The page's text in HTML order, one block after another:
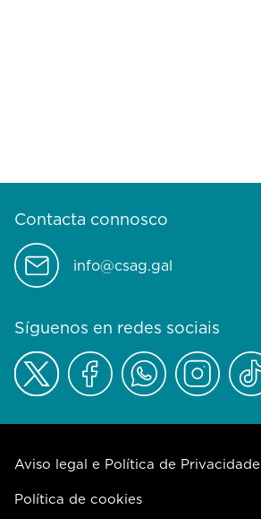
Contacta connosco
info@csag.gal
Síguenos en redes sociais
Aviso legal e Política de Privacidade
Política de cookies